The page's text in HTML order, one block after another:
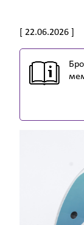
[ 22.06.2026 ]